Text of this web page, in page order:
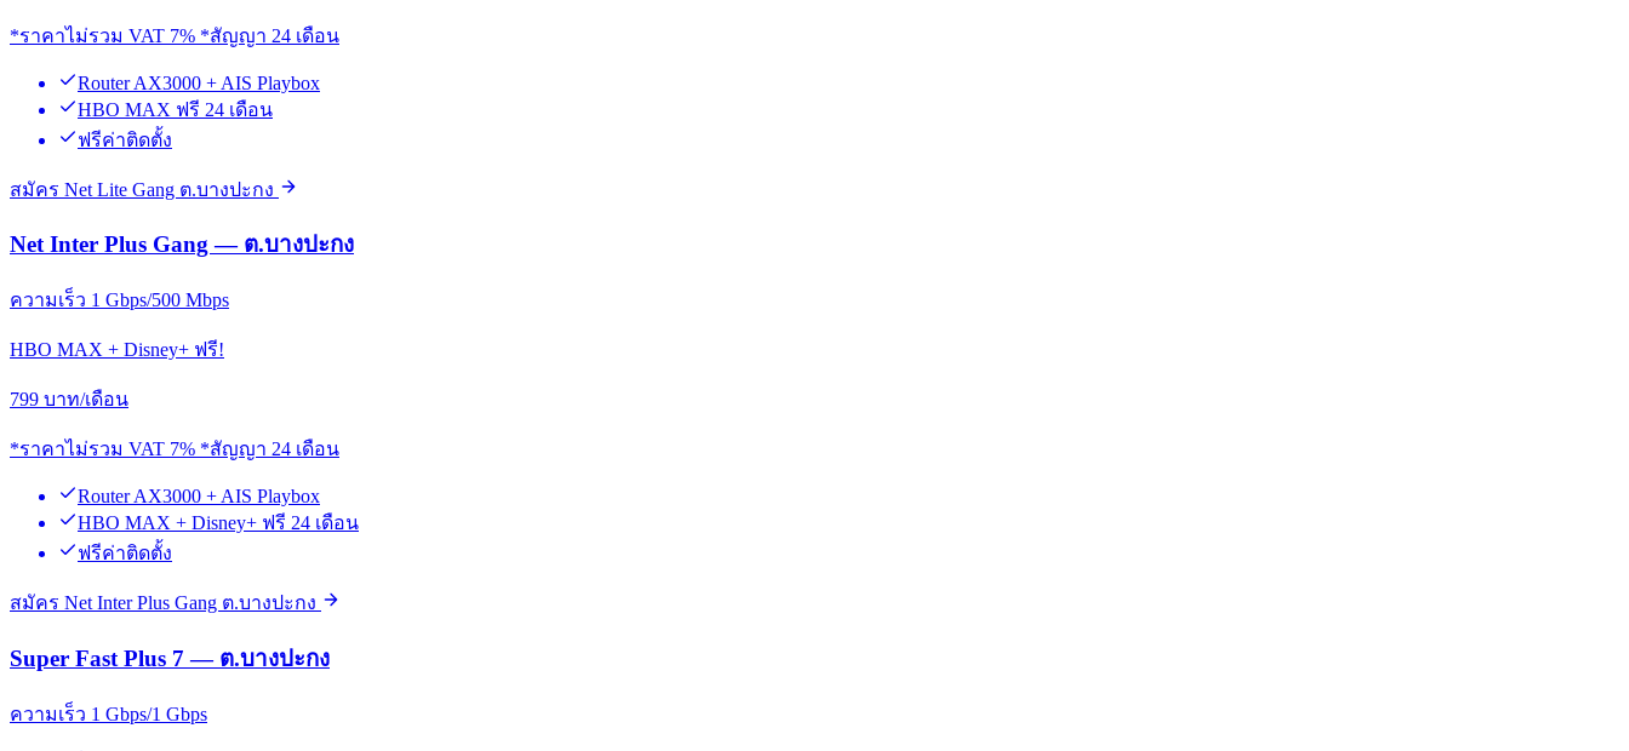
*ราคาไม่รวม VAT 7% *สัญญา 24 เดือน
Router AX3000 + AIS Playbox
HBO MAX ฟรี 24 เดือน
ฟรีค่าติดตั้ง
สมัคร Net Lite Gang ต.บางปะกง
Net Inter Plus Gang — ต.บางปะกง
ความเร็ว 1 Gbps/500 Mbps
HBO MAX + Disney+ ฟรี!
799 บาท/เดือน
*ราคาไม่รวม VAT 7% *สัญญา 24 เดือน
Router AX3000 + AIS Playbox
HBO MAX + Disney+ ฟรี 24 เดือน
ฟรีค่าติดตั้ง
สมัคร Net Inter Plus Gang ต.บางปะกง
Super Fast Plus 7 — ต.บางปะกง
ความเร็ว 1 Gbps/1 Gbps